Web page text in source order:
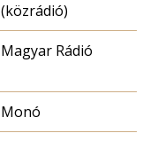
(közrádió)
Magyar Rádió
Monó